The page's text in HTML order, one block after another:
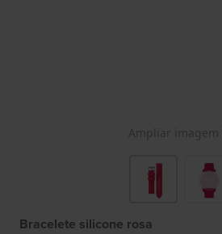
Ampliar imagem
Bracelete silicone rosa